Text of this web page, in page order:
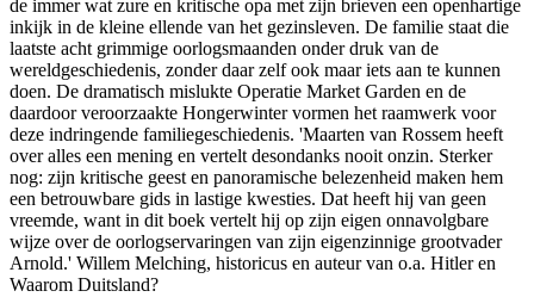
de immer wat zure en kritische opa met zijn brieven een openhartige
inkijk in de kleine ellende van het gezinsleven. De familie staat die
laatste acht grimmige oorlogsmaanden onder druk van de
wereldgeschiedenis, zonder daar zelf ook maar iets aan te kunnen
doen. De dramatisch mislukte Operatie Market Garden en de
daardoor veroorzaakte Hongerwinter vormen het raamwerk voor
deze indringende familiegeschiedenis. 'Maarten van Rossem heeft
over alles een mening en vertelt desondanks nooit onzin. Sterker
nog: zijn kritische geest en panoramische belezenheid maken hem
een betrouwbare gids in lastige kwesties. Dat heeft hij van geen
vreemde, want in dit boek vertelt hij op zijn eigen onnavolgbare
wijze over de oorlogservaringen van zijn eigenzinnige grootvader
Arnold.' Willem Melching, historicus en auteur van o.a. Hitler en
Waarom Duitsland?